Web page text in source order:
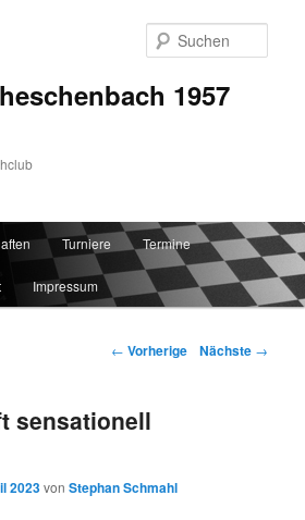
1957
wechselnTurniere Termine
Impressum
Artikelnavigation
← Vorherige Nächste →
sensationell
2023vonStephan Schmahl